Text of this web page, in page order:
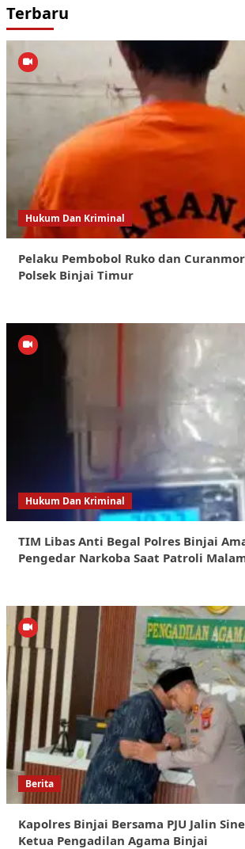
Terbaru
Hukum Dan Kriminal
Pelaku Pembobol Ruko dan
Polsek Binjai Timur
Hukum Dan Kriminal
TIM Libas Anti Begal Polres Binjai
Pengedar Narkoba Saat Patroli
Berita
Kapolres Binjai Bersama PJU Jalin
Ketua Pengadilan Agama Binjai